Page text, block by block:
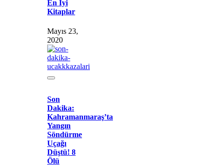
En İyi
Kitaplar
Mayıs 23,
2020
Son
Dakika:
Kahramanmaraş’ta
Yangın
Söndürme
Uçağı
Düştü! 8
Ölü